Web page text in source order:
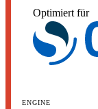
Optimiert für
ENGINE